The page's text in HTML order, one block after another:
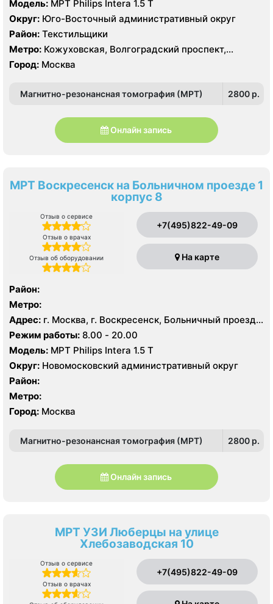
Модель: МРТ Philips Intera 1.5 T
Округ: Юго-Восточный административный округ
Район: Текстильщики
Метро: Кожуховская, Волгоградский проспект,
Текстильщики
Город: Москва
Магнитно-резонансная томография (МРТ) 2800 p.
Онлайн запись
МРТ Воскресенск на Больничном проезде 1
корпус 8
Отзыв о сервисе
Отзыв о врачах
Отзыв об оборудовании
+7(495)822-49-09
На карте
Район:
Метро:
Адрес: г. Москва, г. Воскресенск, Больничный проезд,
д. 1, корп. 8
Режим работы: 8.00 - 20.00
Модель: МРТ Philips Intera 1.5 T
Округ: Новомосковский административный округ
Район:
Метро:
Город: Москва
Магнитно-резонансная томография (МРТ) 2800 p.
Онлайн запись
МРТ УЗИ Люберцы на улице
Хлебозаводская 10
Отзыв о сервисе
Отзыв о врачах
+7(495)822-49-09